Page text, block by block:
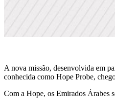
A nova missão, desenvolvida em
conhecida como Hope Probe,
Com a Hope, os Emirados Árabes